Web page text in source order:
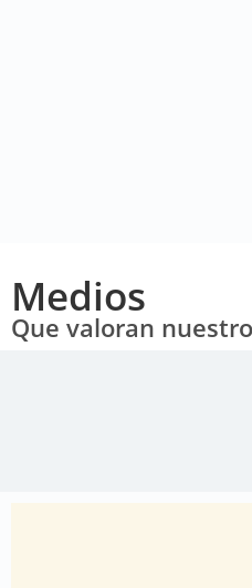
Medios
Que valoran